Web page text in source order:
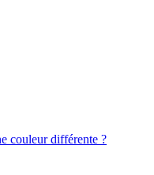
couleur différente ?